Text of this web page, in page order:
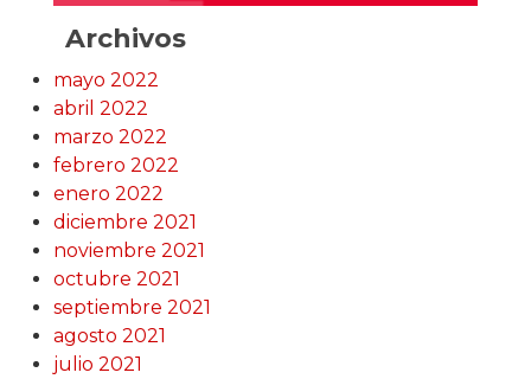
Archivos
mayo 2022
abril 2022
marzo 2022
febrero 2022
enero 2022
diciembre 2021
noviembre 2021
octubre 2021
septiembre 2021
agosto 2021
julio 2021